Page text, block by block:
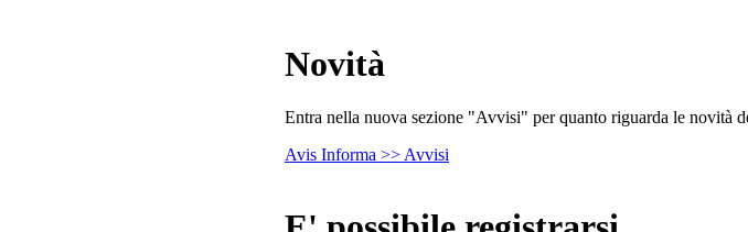
Novità
Entra nella nuova sezione "Avvisi" per quanto riguarda le novità
Avis Informa >> Avvisi